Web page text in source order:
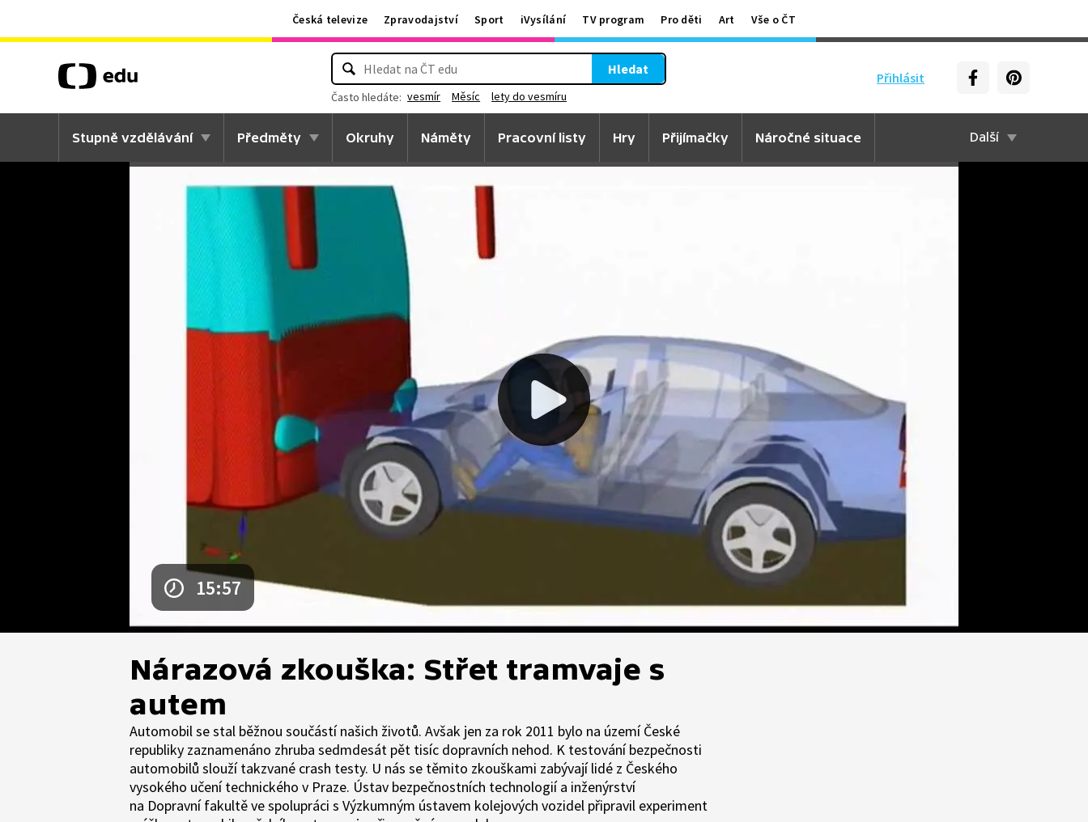
Česká televize Zpravodajství Sport iVysílání TV program Pro děti Art Vše o ČT
Přihlásit
Hledat
Často hledáte: vesmír Měsíc lety do vesmíru
Stupně vzdělávání Předměty Okruhy Náměty Pracovní listy Hry Přijímačky Náročné situace Další
15:57
Nárazová zkouška: Střet tramvaje s
autem
Automobil se stal běžnou součástí našich životů. Avšak jen za rok 2011 bylo na území České
republiky zaznamenáno zhruba sedmdesát pět tisíc dopravních nehod. K testování bezpečnosti
automobilů slouží takzvané crash testy. U nás se těmito zkouškami zabývají lidé z Českého
vysokého učení technického v Praze. Ústav bezpečnostních technologií a inženýrství
na Dopravní fakultě ve spolupráci s Výzkumným ústavem kolejových vozidel připravil experiment